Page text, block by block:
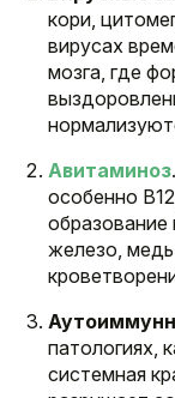
кори,
вирусах
мозга, где
Авитаминоз
особенно
железо,
патологиях,
системная